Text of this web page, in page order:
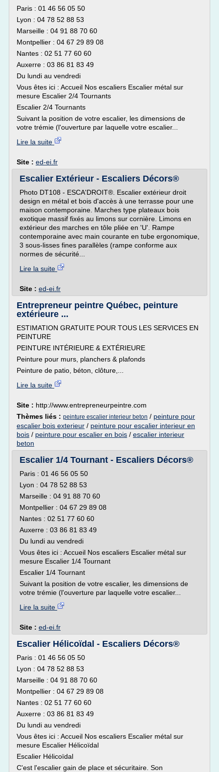
Paris : 01 46 56 05 50
Lyon : 04 78 52 88 53
Marseille : 04 91 88 70 60
Montpellier : 04 67 29 89 08
Nantes : 02 51 77 60 60
Auxerre : 03 86 81 83 49
Du lundi au vendredi
Vous êtes ici : Accueil Nos escaliers Escalier métal sur
mesure Escalier 2/4 Tournants
Escalier 2/4 Tournants
Suivant la position de votre escalier, les dimensions de
votre trémie (l'ouverture par laquelle votre escalier...
Lire la suite
Site : ed-ei.fr
Escalier Extérieur - Escaliers Décors®
Photo DT108 - ESCA'DROIT®. Escalier extérieur droit
design en métal et bois d'accès à une terrasse pour une
maison contemporaine. Marches type plateaux bois
exotique massif fixés au limons sur cornière. Limons en
extérieur des marches en tôle pliée en 'U'. Rampe
contemporaine avec main courante en tube ergonomique,
3 sous-lisses fines parallèles (rampe conforme aux
normes de sécurité...
Lire la suite
Site : ed-ei.fr
Entrepreneur peintre Québec, peinture
extérieure ...
ESTIMATION GRATUITE POUR TOUS LES SERVICES EN
PEINTURE
PEINTURE INTÉRIEURE & EXTÉRIEURE
Peinture pour murs, planchers & plafonds
Peinture de patio, béton, clôture,...
Lire la suite
Site : http://www.entrepreneurpeintre.com
Thèmes liés : peinture escalier interieur beton / peinture pour
escalier bois exterieur / peinture pour escalier interieur en
bois / peinture pour escalier en bois / escalier interieur
beton
Escalier 1/4 Tournant - Escaliers Décors®
Paris : 01 46 56 05 50
Lyon : 04 78 52 88 53
Marseille : 04 91 88 70 60
Montpellier : 04 67 29 89 08
Nantes : 02 51 77 60 60
Auxerre : 03 86 81 83 49
Du lundi au vendredi
Vous êtes ici : Accueil Nos escaliers Escalier métal sur
mesure Escalier 1/4 Tournant
Escalier 1/4 Tournant
Suivant la position de votre escalier, les dimensions de
votre trémie (l'ouverture par laquelle votre escalier...
Lire la suite
Site : ed-ei.fr
Escalier Hélicoïdal - Escaliers Décors®
Paris : 01 46 56 05 50
Lyon : 04 78 52 88 53
Marseille : 04 91 88 70 60
Montpellier : 04 67 29 89 08
Nantes : 02 51 77 60 60
Auxerre : 03 86 81 83 49
Du lundi au vendredi
Vous êtes ici : Accueil Nos escaliers Escalier métal sur
mesure Escalier Hélicoïdal
Escalier Hélicoïdal
C'est l'escalier gain de place et sécuritaire. Son